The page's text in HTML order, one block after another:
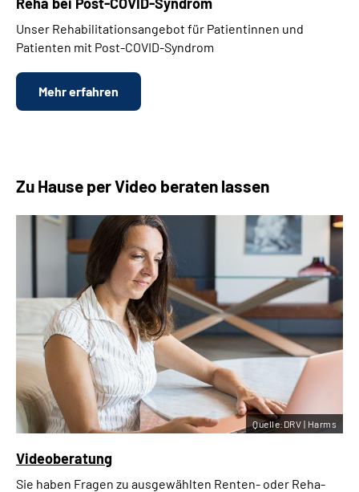
Unser Rehabilitationsangebot für Patientinnen und
Patienten mit Post-COVID-Syndrom
Mehr erfahren
Zu Hause per Video beraten lassen
Videoberatung
Sie haben Fragen zu ausgewählten Renten- oder Reha-
Quelle:DRV | Harms